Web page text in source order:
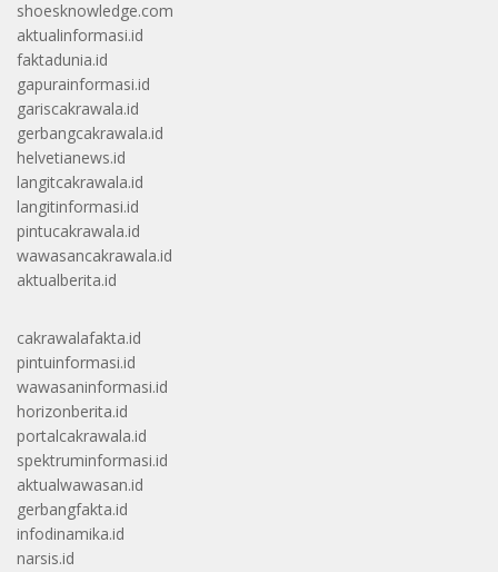
shoesknowledge.com
aktualinformasi.id
faktadunia.id
gapurainformasi.id
gariscakrawala.id
gerbangcakrawala.id
helvetianews.id
langitcakrawala.id
langitinformasi.id
pintucakrawala.id
wawasancakrawala.id
aktualberita.id
cakrawalafakta.id
pintuinformasi.id
wawasaninformasi.id
horizonberita.id
portalcakrawala.id
spektruminformasi.id
aktualwawasan.id
gerbangfakta.id
infodinamika.id
narsis.id